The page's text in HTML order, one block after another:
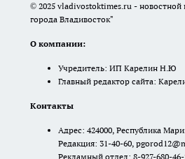
© 2025 vladivostoktimes.ru - новостной
города Владивосток"
О компании:
Учредитель: ИП Карелин Н.Ю
Главный редактор сайта:
Контакты
Адрес: 424000, Республика
Редакция: 31-40-60,
Рекламный отдел: 8-927-680-